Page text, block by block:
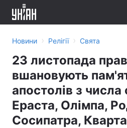
Новини › Релігії › Свята
23 листопада
вшановують
апостолів з числа
Ераста, Олімпа,
Сосипатра, Кварта